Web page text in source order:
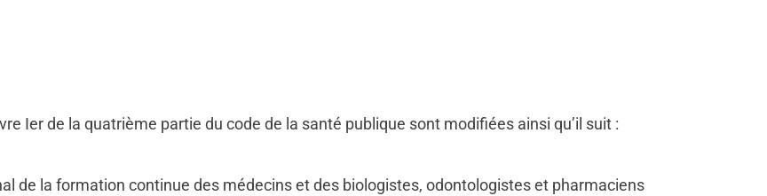
Ier de la quatrième partie du code de la santé publique sont modifiées ainsi qu’il suit :
de la formation continue des médecins et des biologistes, odontologistes et pharmaciens